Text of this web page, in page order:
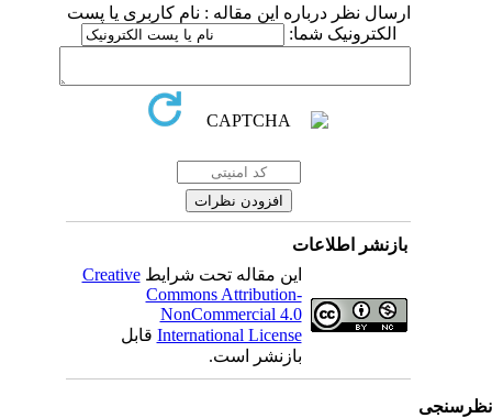
ارسال نظر درباره این مقاله : نام کاربری یا پست
الکترونیک شما:
بازنشر اطلاعات
این مقاله تحت شرایطCreative
Commons Attribution-
NonCommercial 4.0
International Licenseقابل
بازنشر است.